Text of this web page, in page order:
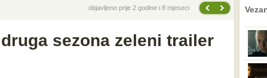
Prethodni videoobjavljeno prije 2 godine i 8 mjeseci
sezona zeleni trailer
prethodnosljedeće